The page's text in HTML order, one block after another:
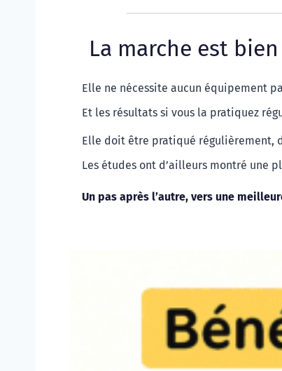
La marche est
Elle ne nécessite aucun équipement
Et les résultats si vous la pratiquez
Elle doit être pratiqué régulièrement,
Les études ont d’ailleurs montré une
Un pas après l’autre, vers une